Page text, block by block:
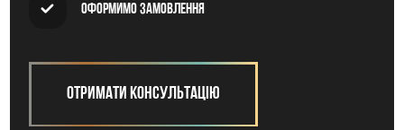
Оформимо замовлення
Отримати консультацію